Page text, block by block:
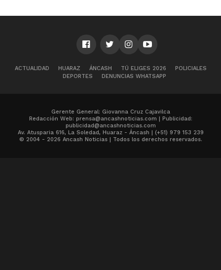
ACTUALIDAD HUARAZ ÁNCASH TÚ ELIGES 2026
POLICIALES
DEPORTES
DENUNCIAS WHATSAPP
Gerente General: Giovanna Cruz Cajavilca
Redacción Web: prensa@ancashnoticias.com | Publicidad:
publicidad@ancashnoticias.com
Av. Atusparia 616, La Soledad, Huaraz - Áncash | (+51) 979 153 239
© 2004 - 2026 Ancash Noticias | Todos los derechos reservados.